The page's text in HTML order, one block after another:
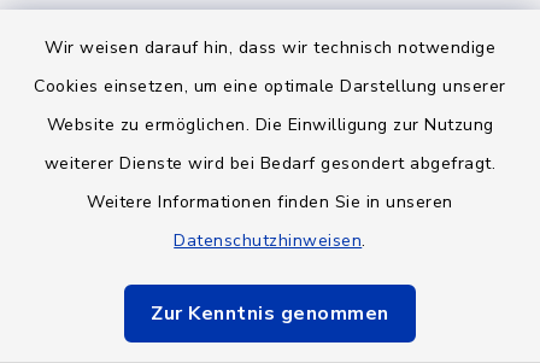
Wir weisen darauf hin, dass wir technisch notwendige
Cookies einsetzen, um eine optimale Darstellung unserer
Website zu ermöglichen. Die Einwilligung zur Nutzung
weiterer Dienste wird bei Bedarf gesondert abgefragt.
Weitere Informationen finden Sie in unseren
Datenschutzhinweisen.
Zur Kenntnis genommen
Barrierefreiheit
Impressum